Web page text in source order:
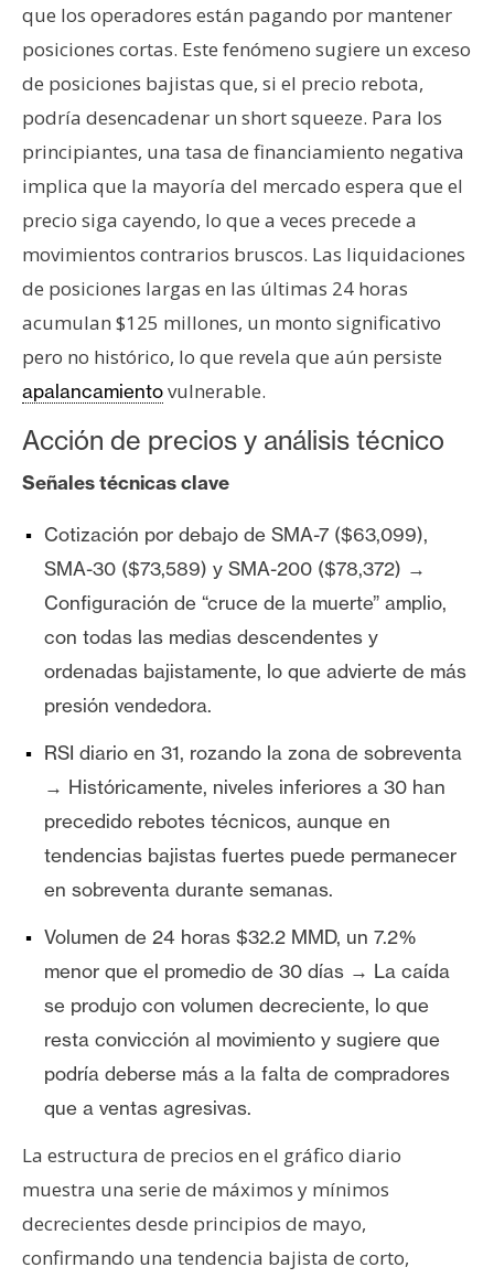
que los operadores están pagando por mantener
posiciones cortas. Este fenómeno sugiere un exceso
de posiciones bajistas que, si el precio rebota,
podría desencadenar un short squeeze. Para los
principiantes, una tasa de financiamiento negativa
implica que la mayoría del mercado espera que el
precio siga cayendo, lo que a veces precede a
movimientos contrarios bruscos. Las liquidaciones
de posiciones largas en las últimas 24 horas
acumulan $125 millones, un monto significativo
pero no histórico, lo que revela que aún persiste
apalancamientovulnerable.
Acción de precios y análisis técnico
Señales técnicas clave
Cotización por debajo de SMA-7 ($63,099),
SMA-30 ($73,589) y SMA-200 ($78,372) →
Configuración de “cruce de la muerte” amplio,
con todas las medias descendentes y
ordenadas bajistamente, lo que advierte de más
presión vendedora.
RSI diario en 31, rozando la zona de sobreventa
→ Históricamente, niveles inferiores a 30 han
precedido rebotes técnicos, aunque en
tendencias bajistas fuertes puede permanecer
en sobreventa durante semanas.
Volumen de 24 horas $32.2 MMD, un 7.2%
menor que el promedio de 30 días → La caída
se produjo con volumen decreciente, lo que
resta convicción al movimiento y sugiere que
podría deberse más a la falta de compradores
que a ventas agresivas.
La estructura de precios en el gráfico diario
muestra una serie de máximos y mínimos
decrecientes desde principios de mayo,
confirmando una tendencia bajista de corto,